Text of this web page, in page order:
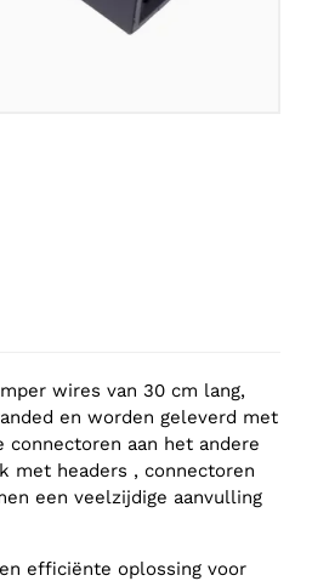
wires van 30 cm lang,
en worden geleverd met
aan het andere
met headers , connectoren
een veelzijdige aanvulling
efficiënte oplossing voor